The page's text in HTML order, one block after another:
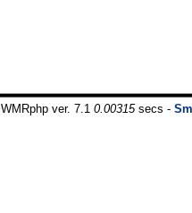
WMRphp ver. 7.1 0.00315secs -